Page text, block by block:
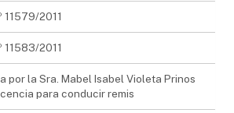
11579/2011
11583/2011
por la Sra. Mabel Isabel Violeta Prinos
para conducir remis